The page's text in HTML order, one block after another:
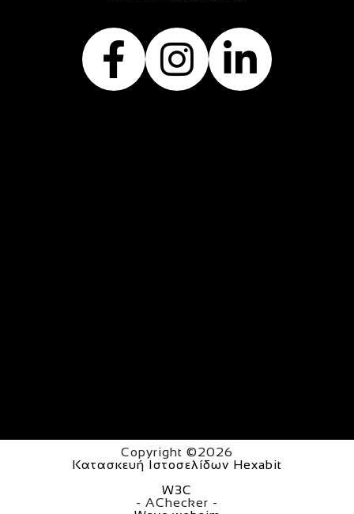
ψυχολογοσ
Copyright ©2026
Κατασκευή Ιστοσελίδων Hexabit
W3C
- AChecker -